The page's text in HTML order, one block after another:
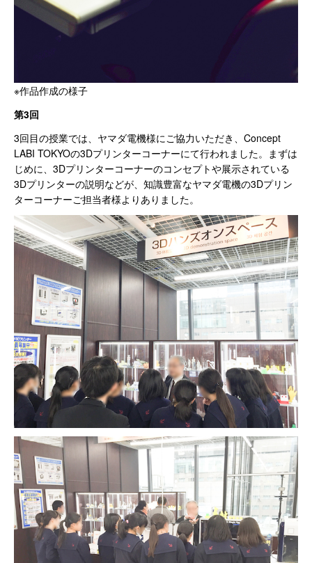
※作品作成の様子
第3回
3回目の授業では、ヤマダ電機様にご協力いただき、Concept
LABI TOKYOの3Dプリンターコーナーにて行われました。まずは
じめに、3Dプリンターコーナーのコンセプトや展示されている
3Dプリンターの説明などが、知識豊富なヤマダ電機の3Dプリン
ターコーナーご担当者様よりありました。